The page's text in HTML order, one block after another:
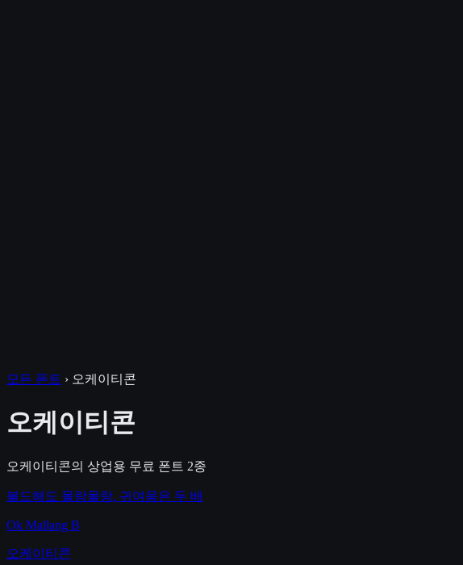
모든 폰트 › 오케이티콘
오케이티콘
오케이티콘의 상업용 무료 폰트 2종
볼드해도 몰랑몰랑, 귀여움은 두 배
Ok Mallang B
오케이티콘